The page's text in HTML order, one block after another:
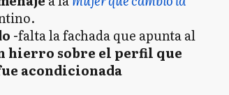
-falta la fachada que apunta al
hierro sobre el perfil que
acondicionada